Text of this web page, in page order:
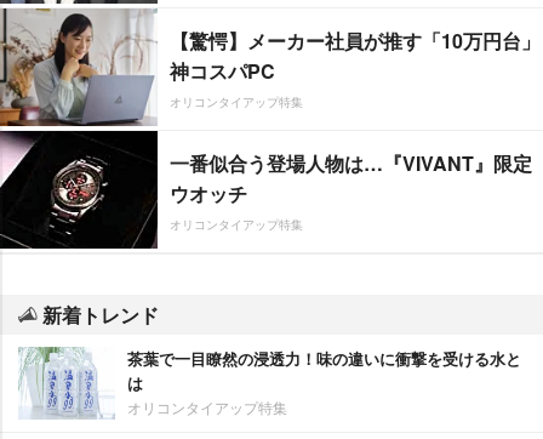
【驚愕】メーカー社員が推す「10万円台」
神コスパPC
オリコンタイアップ特集
一番似合う登場人物は…『VIVANT』限定
ウオッチ
オリコンタイアップ特集
新着トレンド
茶葉で一目瞭然の浸透力！味の違いに衝撃を受ける水と
は
オリコンタイアップ特集